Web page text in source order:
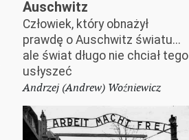
Auschwitz
Człowiek, który obnażył
prawdę o Auschwitz światu...
ale świat długo nie chciał tego
usłyszeć
Andrzej (Andrew) Woźniewicz